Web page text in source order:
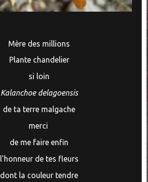
Mère des millions
Plante chandelier
si loin
Kalanchoe delagoensis
de ta terre malgache
merci
de me faire enfin
l'honneur de tes fleurs
dont la couleur tendre